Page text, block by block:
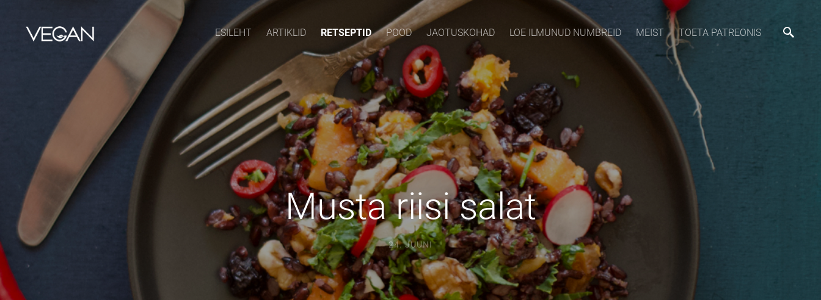
ESILEHT ARTIKLID RETSEPTID POOD JAOTUSKOHAD LOE ILMUNUD NUMBREID MEIST TOETA PATREONIS
Musta riisi salat
24. JUUNI